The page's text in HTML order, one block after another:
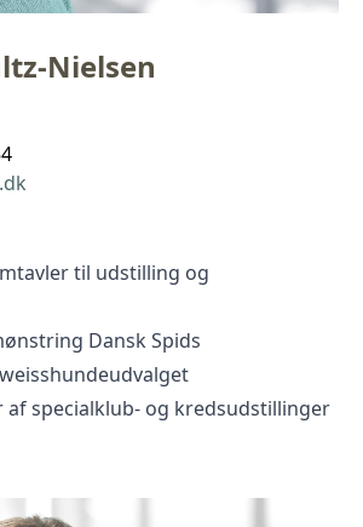
Nielsen
til udstilling og
Dansk Spids
specialklub- og kredsudstillinger